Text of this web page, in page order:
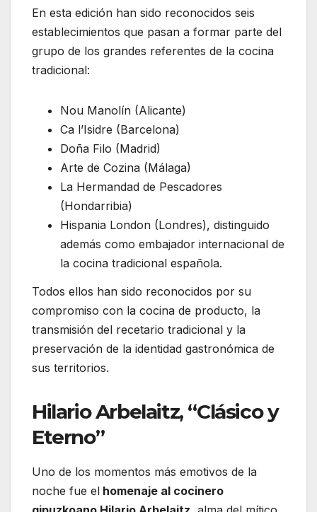
En esta edición han sido reconocidos seis
establecimientos que pasan a formar parte del
grupo de los grandes referentes de la cocina
tradicional:
Nou Manolín (Alicante)
Ca l’Isidre (Barcelona)
Doña Filo (Madrid)
Arte de Cozina (Málaga)
La Hermandad de Pescadores
(Hondarribia)
Hispania London (Londres), distinguido
además como embajador internacional de
la cocina tradicional española.
Todos ellos han sido reconocidos por su
compromiso con la cocina de producto, la
transmisión del recetario tradicional y la
preservación de la identidad gastronómica de
sus territorios.
Hilario Arbelaitz, “Clásico y
Eterno”
Uno de los momentos más emotivos de la
noche fue el homenaje al cocinero